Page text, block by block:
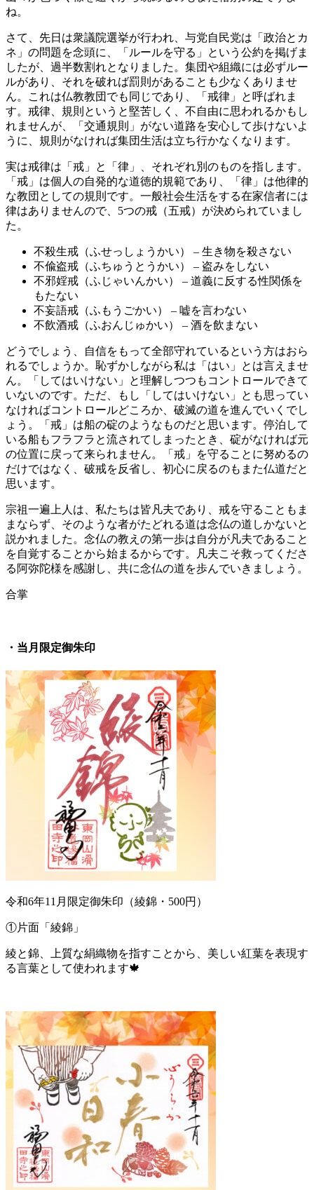
ね。
さて、先日は衆議院選挙が行われ、与党自民党は「政治とカ
ネ」の問題を念頭に、「ルールを守る」という公約を掲げま
したが、過半数割れとなりました。集団や組織には必ずルー
ルがあり、それを破れば罰則があることも少なくありませ
ん。これは仏教教団でも同じであり、「戒律」と呼ばれま
す。戒律、規則というと堅苦しく、不自由に思われるかもし
れませんが、「交通規則」がない道路を安心して歩けないよ
うに、規則がなければ集団生活は立ち行かなくなります。
実は戒律は「戒」と「律」、それぞれ別のものを指します。
「戒」は個人の自発的な道徳的規範であり、「律」は他律的
な教団としての規則です。一般社会生活をする在家信者には
律はありませんので、5つの戒（五戒）が決められていまし
た。
不殺生戒（ふせっしょうかい） – 生き物を殺さない
不偸盗戒（ふちゅうとうかい） – 盗みをしない
不邪婬戒（ふじゃいんかい） – 道義に反する性関係を
もたない
不妄語戒（ふもうごかい） – 嘘を言わない
不飲酒戒（ふおんじゅかい） – 酒を飲まない
どうでしょう、自信をもって全部守れているという方はおら
れるでしょうか。恥ずかしながら私は「はい」とは言えませ
ん。「してはいけない」と理解しつつもコントロールできて
いないのです。ただ、もし「してはいけない」とも思ってい
なければコントロールどころか、破滅の道を進んでいくでし
ょう。「戒」は船の碇のようなものだと思います。停泊して
いる船もフラフラと流されてしまったとき、碇がなければ元
の位置に戻って来られません。「戒」を守ることに努めるの
だけではなく、破戒を反省し、初心に戻るのもまた仏道だと
思います。
宗祖一遍上人は、私たちは皆凡夫であり、戒を守ることもま
まならず、そのような者がたどれる道は念仏の道しかないと
説かれました。念仏の教えの第一歩は自分が凡夫であること
を自覚することから始まるからです。凡夫こそ救ってくださ
る阿弥陀様を感謝し、共に念仏の道を歩んでいきましょう。
合掌
・当月限定御朱印
令和6年11月限定御朱印（綾錦・500円）
①片面「綾錦」
綾と錦、上質な絹織物を指すことから、美しい紅葉を表現す
る言葉として使われます🍁